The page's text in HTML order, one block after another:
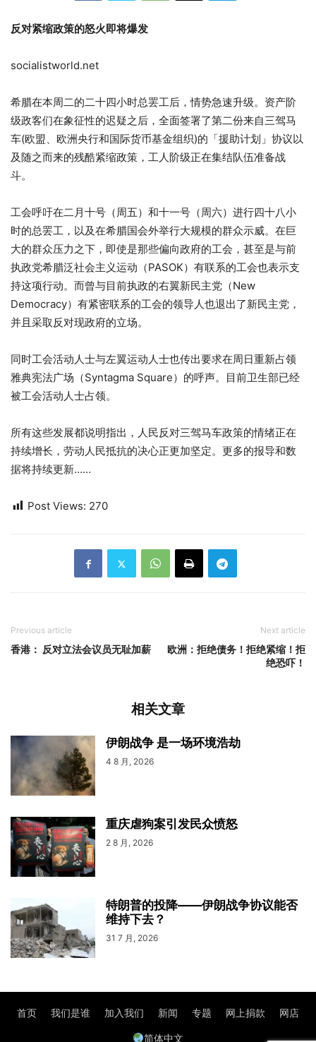
反对紧缩政策的怒火即将爆发
socialistworld.net
希腊在本周二的二十四小时总罢工后，情势急速升级。 资产阶
级政客们在象征性的迟疑之后，全面签署了第二份来自三驾马
车(欧盟、欧洲央行和国际货币基金组织)的「援助计划」协议以
及随之而来的残酷紧缩政策，工人阶级正在集结队伍准备战
斗。
工会呼吁在二月十号（周五）和十一号（周六）进行四十八小
时的总罢工，以及在希腊国会外举行大规模的群众示威。在巨
大的群众压力之下，即使是那些偏向政府的工会，甚至是与前
执政党希腊泛社会主义运动（PASOK）有联系的工会也表示支
持这项行动。而曾与目前执政的右翼新民主党（New
Democracy）有紧密联系的工会的领导人也退出了新民主党，
并且采取反对现政府的立场。
同时工会活动人士与左翼运动人士也传出要求在周日重新占领
雅典宪法广场（Syntagma Square）的呼声。目前卫生部已经
被工会活动人士占领。
所有这些发展都说明指出，人民反对三驾马车政策的情绪正在
持续增长，劳动人民抵抗的决心正更加坚定。更多的报导和数
据将持续更新……
Post Views: 270
Previous article
香港： 反对立法会议员无耻加薪
Next article
欧洲：拒绝债务！拒绝紧缩！拒
绝恐吓！
相关文章
伊朗战争 是一场环境浩劫
4 8 月, 2026
重庆虐狗案引发民众愤怒
2 8 月, 2026
特朗普的投降——伊朗战争协议能否
维持下去？
31 7 月, 2026
首页 我们是谁 加入我们 新闻 专题 网上捐款 网店
简体中文